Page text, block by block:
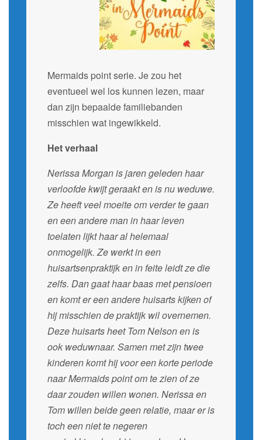
Mermaids point serie. Je zou het
eventueel wel los kunnen lezen, maar
dan zijn bepaalde familiebanden
misschien wat ingewikkeld.
Het verhaal
Nerissa Morgan is jaren geleden haar
verloofde kwijt geraakt en is nu weduwe.
Ze heeft veel moeite om verder te gaan
en een andere man in haar leven
toelaten lijkt haar al helemaal
onmogelijk. Ze werkt in een
huisartsenpraktijk en in feite leidt ze die
zelfs. Dan gaat haar baas met pensioen
en komt er een andere huisarts kijken of
hij misschien de praktijk wil overnemen.
Deze huisarts heet Tom Nelson en is
ook weduwnaar. Samen met zijn twee
kinderen komt hij voor een korte periode
naar Mermaids point om te zien of ze
daar zouden willen wonen. Nerissa en
Tom willen beide geen relatie, maar er is
toch een niet te negeren